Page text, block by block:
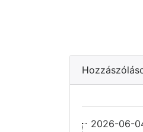
2026-06-